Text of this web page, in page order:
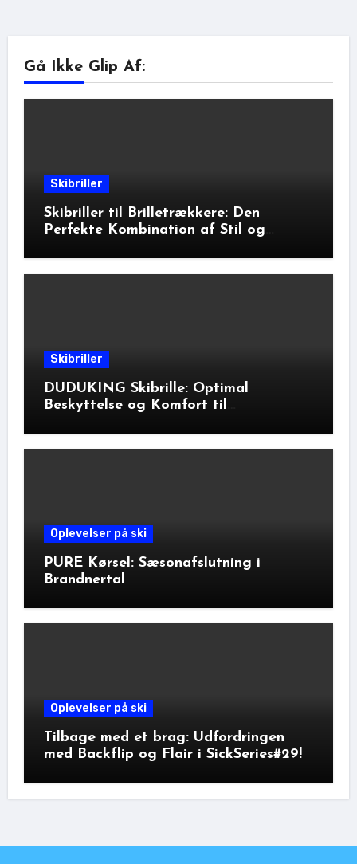
Gå Ikke Glip Af:
Skibriller
Skibriller til Brilletrækkere: Den
Perfekte Kombination af Stil og
Skibriller
DUDUKING Skibrille: Optimal
Beskyttelse og Komfort til
Oplevelser på ski
PURE Kørsel: Sæsonafslutning i
Brandnertal
Oplevelser på ski
Tilbage med et brag: Udfordringen
med Backflip og Flair i SickSeries#29!